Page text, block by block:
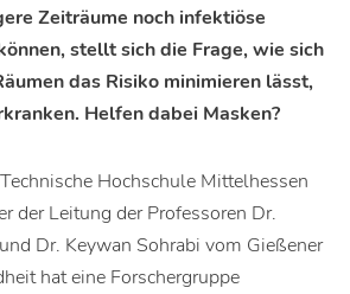
Zeiträume noch infektiöse
stellt sich die Frage, wie sich
das Risiko minimieren lässt,
Helfen dabei Masken?
Hochschule Mittelhessen
der Leitung der Professoren Dr.
Dr. Keywan Sohrabi vom Gießener
hat eine Forschergruppe